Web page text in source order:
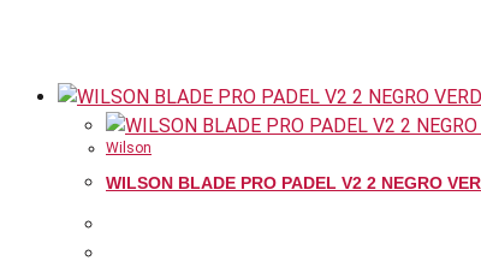
Wilson
WILSON BLADE PRO PADEL V2 2 NEGRO